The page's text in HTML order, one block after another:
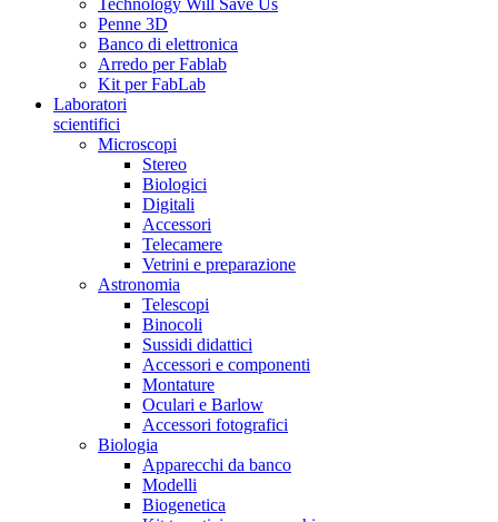
Penne 3D
Banco di elettronica
Arredo per Fablab
Kit per FabLab
Laboratori
scientifici
Microscopi
Stereo
Biologici
Digitali
Accessori
Telecamere
Vetrini e preparazione
Astronomia
Telescopi
Binocoli
Sussidi didattici
Accessori e componenti
Montature
Oculari e Barlow
Accessori fotografici
Biologia
Apparecchi da banco
Modelli
Biogenetica